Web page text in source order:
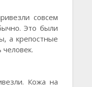
совсем
Это были
а крепостные
Кожа на